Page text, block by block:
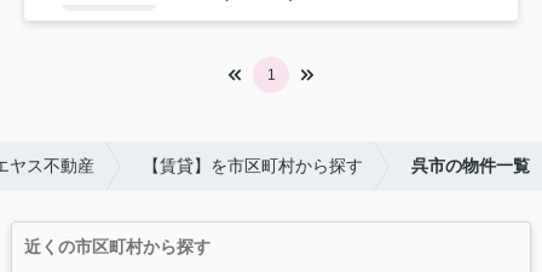
1
ヤス不動産 【賃貸】を市区町村から探す 呉市の物件一覧
近くの市区町村から探す